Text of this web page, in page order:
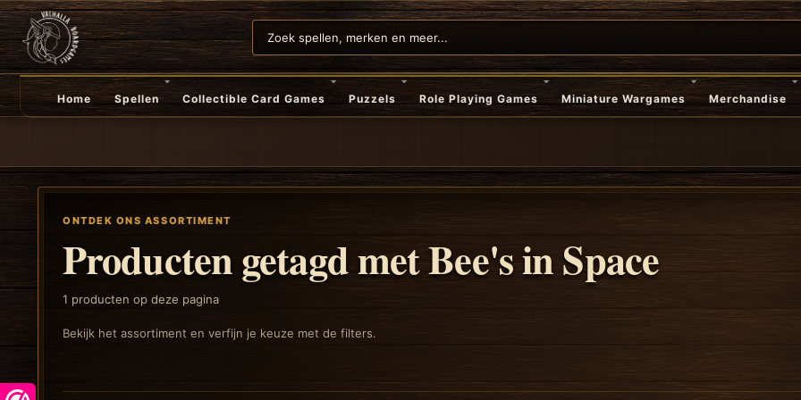
Home Spellen Collectible Card Games Puzzels Role Playing Games Miniature Wargames Merchandise
ONTDEK ONS ASSORTIMENT
Producten getagd met Bee's in Space
1 producten op deze pagina
Bekijk het assortiment en verfijn je keuze met de filters.